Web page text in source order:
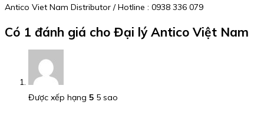
Antico Viet Nam Distributor / Hotline : 0938 336 079
Có 1 đánh giá cho Đại lý Antico Việt Nam
Được xếp hạng 5 5 sao